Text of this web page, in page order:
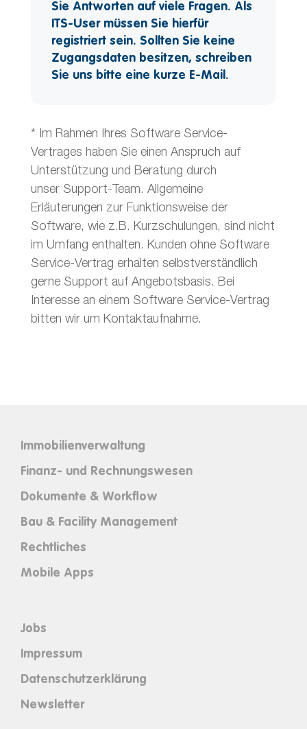
Sie Antworten auf viele Fragen. Als
ITS-User müssen Sie hierfür
registriert sein. Sollten Sie keine
Zugangsdaten besitzen, schreiben
Sie uns bitte eine kurze E-Mail.
* Im Rahmen Ihres Software Service-
Vertrages haben Sie einen Anspruch auf
Unterstützung und Beratung durch
unser Support-Team. Allgemeine
Erläuterungen zur Funktionsweise der
Software, wie z.B. Kurzschulungen, sind nicht
im Umfang enthalten. Kunden ohne Software
Service-Vertrag erhalten selbstverständlich
gerne Support auf Angebotsbasis. Bei
Interesse an einem Software Service-Vertrag
bitten wir um Kontaktaufnahme.
Immobilienverwaltung
Finanz- und Rechnungswesen
Dokumente & Workflow
Bau & Facility Management
Rechtliches
Mobile Apps
Jobs
Impressum
Datenschutzerklärung
Newsletter